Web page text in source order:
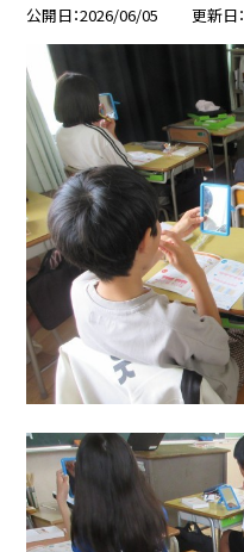
公開日 2026/06/05 更新日